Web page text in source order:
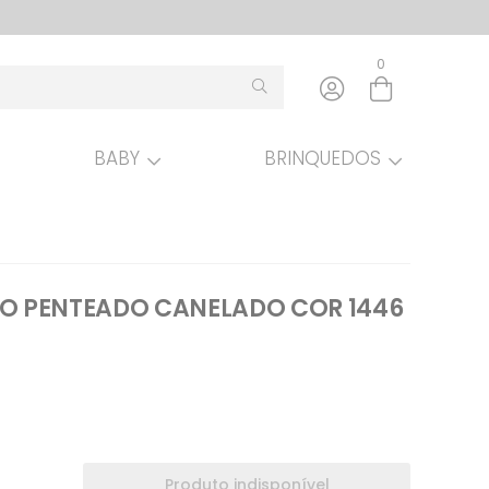
Entre com email ou cpf/cnpj
0
BABY BRINQUEDOS
PENTEADO CANELADO COR 1446